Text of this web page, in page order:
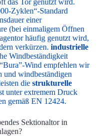
Zyklen“-Standard
einer
(bei einmaligem Öffnen
häufig genutzt wird,
verkürzen. industrielle
Windbeständigkeit
Wind empfehlen wir
und windbeständigen
die strukturelle
unter extremem Druck
gemäß EN 12424.
Sektionaltor in